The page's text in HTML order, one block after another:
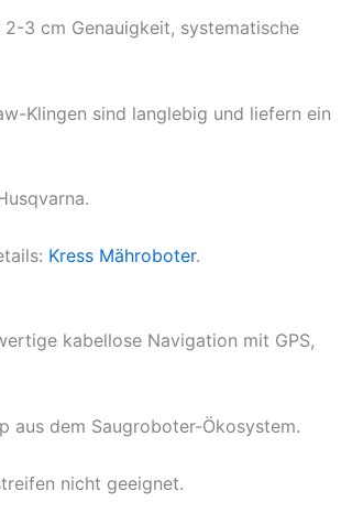
3 cm Genauigkeit, systematische
Klingen sind langlebig und liefern ein
Kress Mähroboter.
kabellose Navigation mit GPS,
aus dem Saugroboter-Ökosystem.
nicht geeignet.